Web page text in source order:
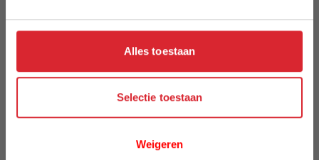
Alles toestaan
Selectie toestaan
Weigeren
Uw naam
Review